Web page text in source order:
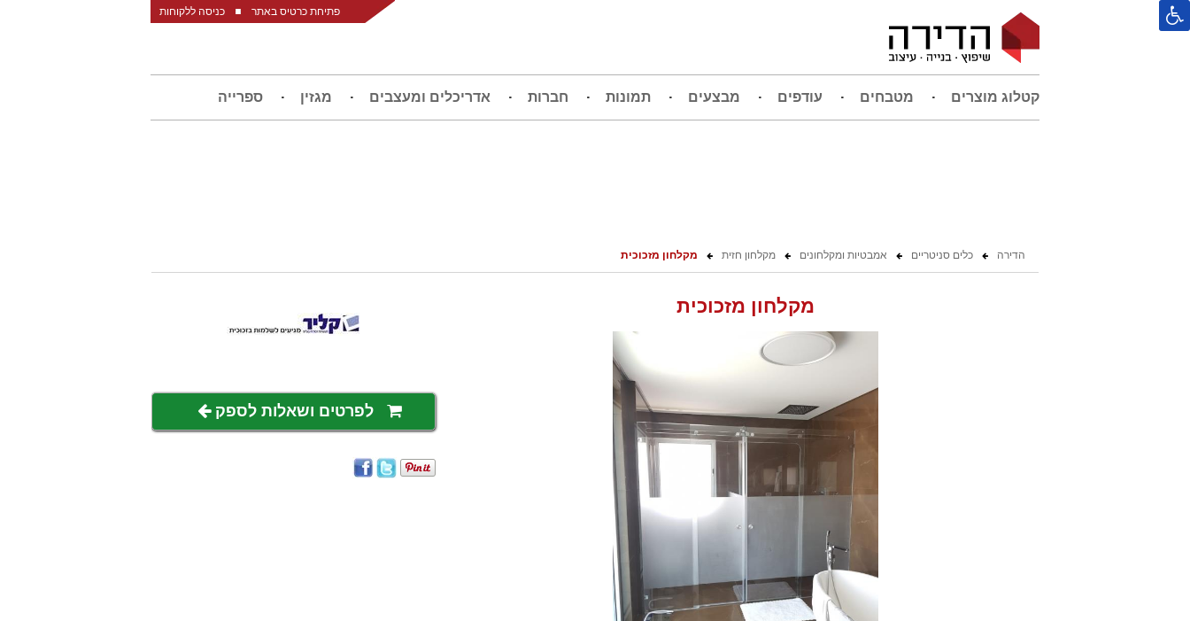
פתיחת כרטיס באתר כניסה ללקוחות
קטלוג מוצרים מטבחים עודפים מבצעים תמונות חברות אדריכלים ומעצבים מגזין ספרייה
הדירה כלים סניטריים אמבטיות ומקלחונים מקלחון חזית מקלחון מזכוכית
מקלחון מזכוכית
לפרטים ושאלות לספק